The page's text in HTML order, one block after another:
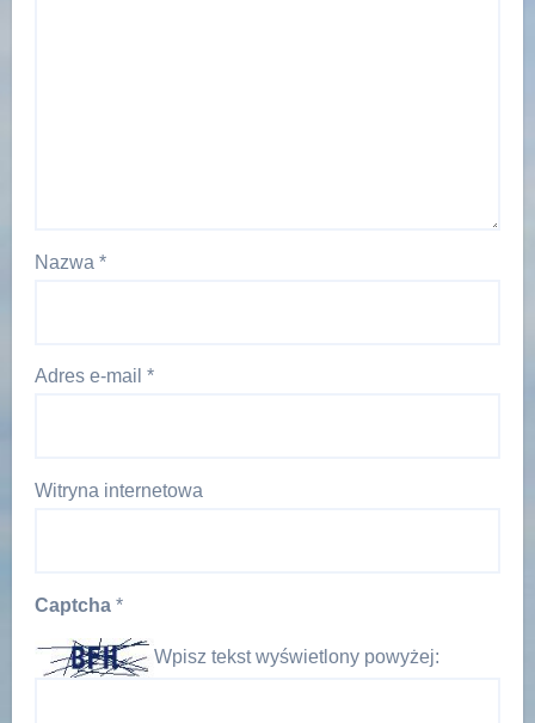
Nazwa *
Adres e-mail *
Witryna internetowa
Captcha *
Wpisz tekst wyświetlony powyżej: